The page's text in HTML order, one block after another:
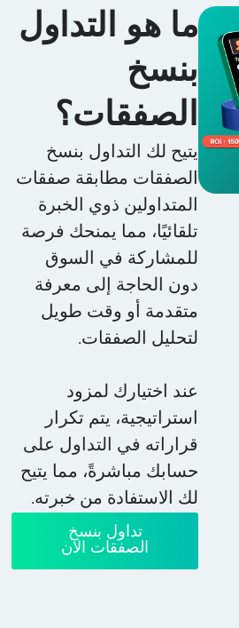
ما هو التداول
بنسخ
الصفقات؟
يتيح لك التداول بنسخ
الصفقات مطابقة صفقات
المتداولين ذوي الخبرة
تلقائيًا، مما يمنحك فرصة
للمشاركة في السوق
دون الحاجة إلى معرفة
متقدمة أو وقت طويل
لتحليل الصفقات.
عند اختيارك لمزود
استراتيجية، يتم تكرار
قراراته في التداول على
حسابك مباشرةً، مما يتيح
لك الاستفادة من خبرته.
تداول بنسخ
الصفقات الآن